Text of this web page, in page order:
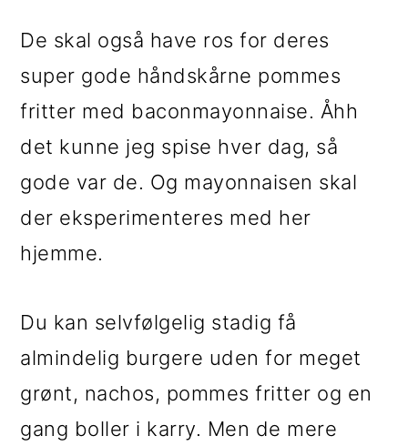
De skal også have ros for deres
super gode håndskårne pommes
fritter med baconmayonnaise. Åhh
det kunne jeg spise hver dag, så
gode var de. Og mayonnaisen skal
der eksperimenteres med her
hjemme.
Du kan selvfølgelig stadig få
almindelig burgere uden for meget
grønt, nachos, pommes fritter og en
gang boller i karry. Men de mere